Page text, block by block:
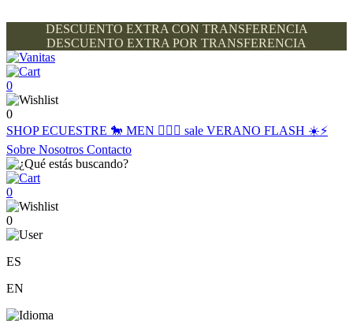
DESCUENTO EXTRA CON TRANSFERENCIA
DESCUENTO EXTRA POR TRANSFERENCIA
0
0
SHOPECUESTRE 🐎 MEN 🙋🏽‍♂️ sale VERANO FLASH ☀️⚡️
Sobre Nosotros Contacto
0
0
ES
EN